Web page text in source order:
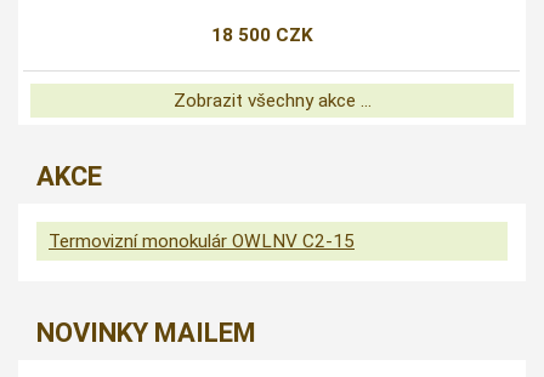
18 500 CZK
Zobrazit všechny akce ...
AKCE
Termovizní monokulár OWLNV C2-15
NOVINKY MAILEM